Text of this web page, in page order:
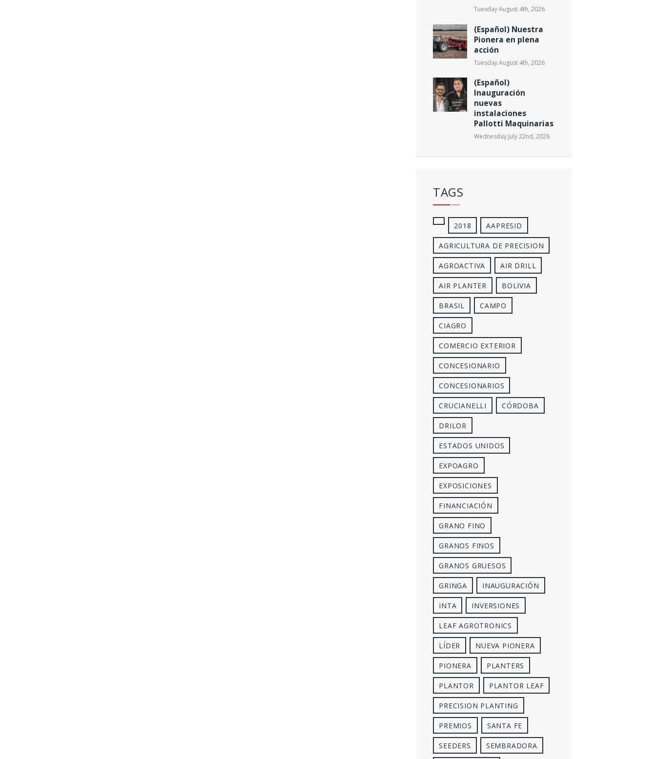
Tuesday August 4th, 2026
(Español) Nuestra
Pionera en plena
acción
Tuesday August 4th, 2026
(Español)
Inauguración
nuevas
instalaciones
Pallotti Maquinarias
Wednesday July 22nd, 2026
TAGS
2018 AAPRESID
AGRICULTURA DE PRECISION
AGROACTIVA AIR DRILL
AIR PLANTER BOLIVIA
BRASIL CAMPO
CIAGRO
COMERCIO EXTERIOR
CONCESIONARIO
CONCESIONARIOS
CRUCIANELLI CÓRDOBA
DRILOR
ESTADOS UNIDOS
EXPOAGRO
EXPOSICIONES
FINANCIACIÓN
GRANO FINO
GRANOS FINOS
GRANOS GRUESOS
GRINGA INAUGURACIÓN
INTA INVERSIONES
LEAF AGROTRONICS
LÍDER NUEVA PIONERA
PIONERA PLANTERS
PLANTOR PLANTOR LEAF
PRECISION PLANTING
PREMIOS SANTA FE
SEEDERS SEMBRADORA